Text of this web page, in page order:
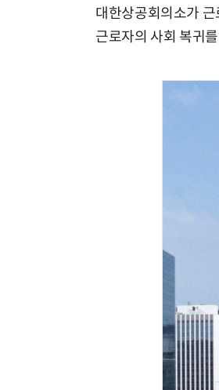
대한상공회의소가
근로자의 사회 복귀